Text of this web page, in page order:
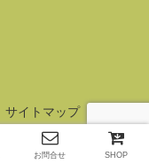
サイトマップ
ジーナ.
お問合せ SHOP